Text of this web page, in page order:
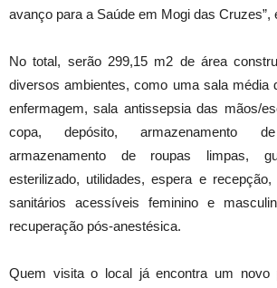
avanço para a Saúde em Mogi das Cruzes”,
No total, serão 299,15 m2 de área
diversos ambientes, como uma sala média
enfermagem, sala antissepsia das mãos/
copa, depósito, armazenamento
armazenamento de roupas limpas,
esterilizado, utilidades, espera e recepção,
sanitários acessíveis feminino e
recuperação pós-anestésica.
Quem visita o local já encontra um novo